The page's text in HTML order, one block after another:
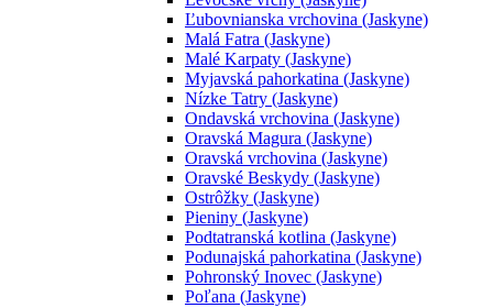
Ľubovnianska vrchovina (Jaskyne)
Malá Fatra (Jaskyne)
Malé Karpaty (Jaskyne)
Myjavská pahorkatina (Jaskyne)
Nízke Tatry (Jaskyne)
Ondavská vrchovina (Jaskyne)
Oravská Magura (Jaskyne)
Oravská vrchovina (Jaskyne)
Oravské Beskydy (Jaskyne)
Ostrôžky (Jaskyne)
Pieniny (Jaskyne)
Podtatranská kotlina (Jaskyne)
Podunajská pahorkatina (Jaskyne)
Pohronský Inovec (Jaskyne)
Poľana (Jaskyne)